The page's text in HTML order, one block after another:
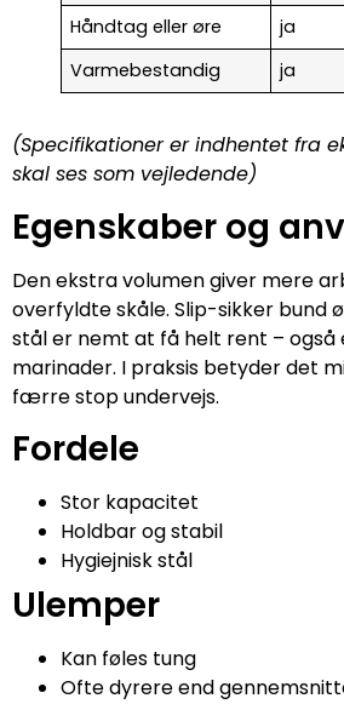
Håndtag eller øre
ja
Varmebestandig
ja
(Specifikationer er indhentet fra
skal ses som vejledende)
Egenskaber og
Den ekstra volumen giver mere
overfyldte skåle. Slip-sikker bund
stål er nemt at få helt rent – også
marinader. I praksis betyder det
færre stop undervejs.
Fordele
Stor kapacitet
Holdbar og stabil
Hygiejnisk stål
Ulemper
Kan føles tung
Ofte dyrere end